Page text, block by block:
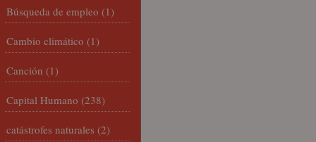
Búsqueda de empleo (1)
Cambio climático (1)
Canción (1)
Capital Humano (238)
catástrofes naturales (2)